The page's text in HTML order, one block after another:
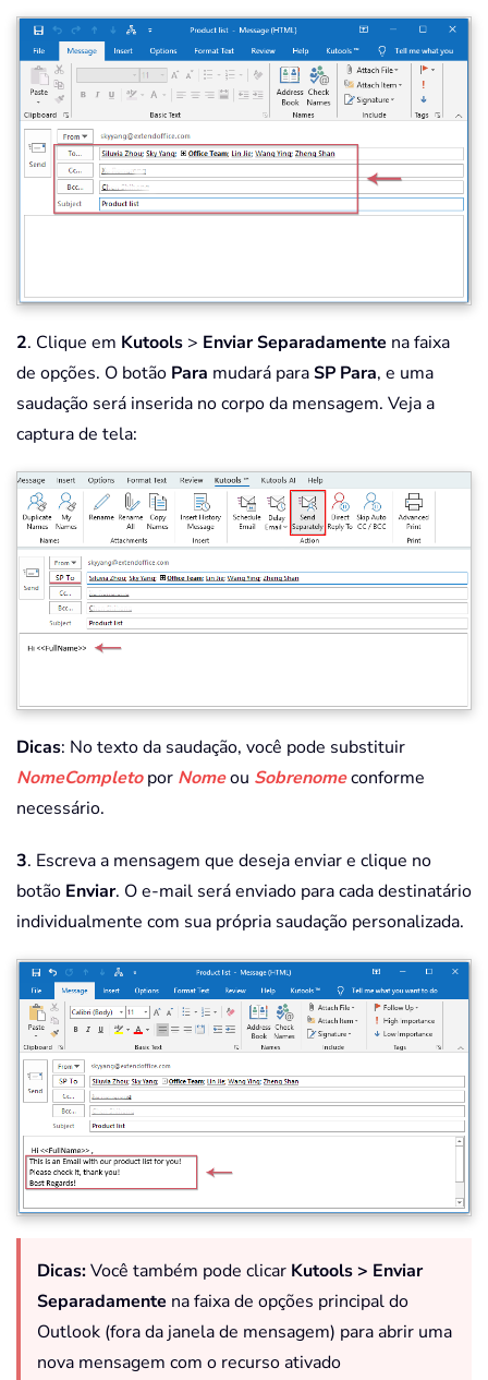
2. Clique em Kutools > Enviar Separadamente na faixa
de opções. O botão Para mudará paraSP Para, e uma
saudação será inserida no corpo da mensagem. Veja a
captura de tela:
Dicas: No texto da saudação, você pode substituir
NomeCompletopor Nomeou Sobrenomeconforme
necessário.
3. Escreva a mensagem que deseja enviar e clique no
botão Enviar. O e-mail será enviado para cada destinatário
individualmente com sua própria saudação personalizada.
Dicas:Você também pode clicar Kutools > Enviar
Separadamente na faixa de opções principal do
Outlook (fora da janela de mensagem) para abrir uma
nova mensagem com o recurso ativado